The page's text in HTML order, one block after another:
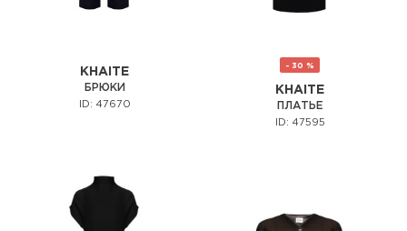
KHAITE
БРЮКИ
ID: 47670
- 30 %
KHAITE
ПЛАТЬЕ
ID: 47595